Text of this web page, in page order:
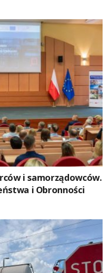
i samorządowców.
i Obronności